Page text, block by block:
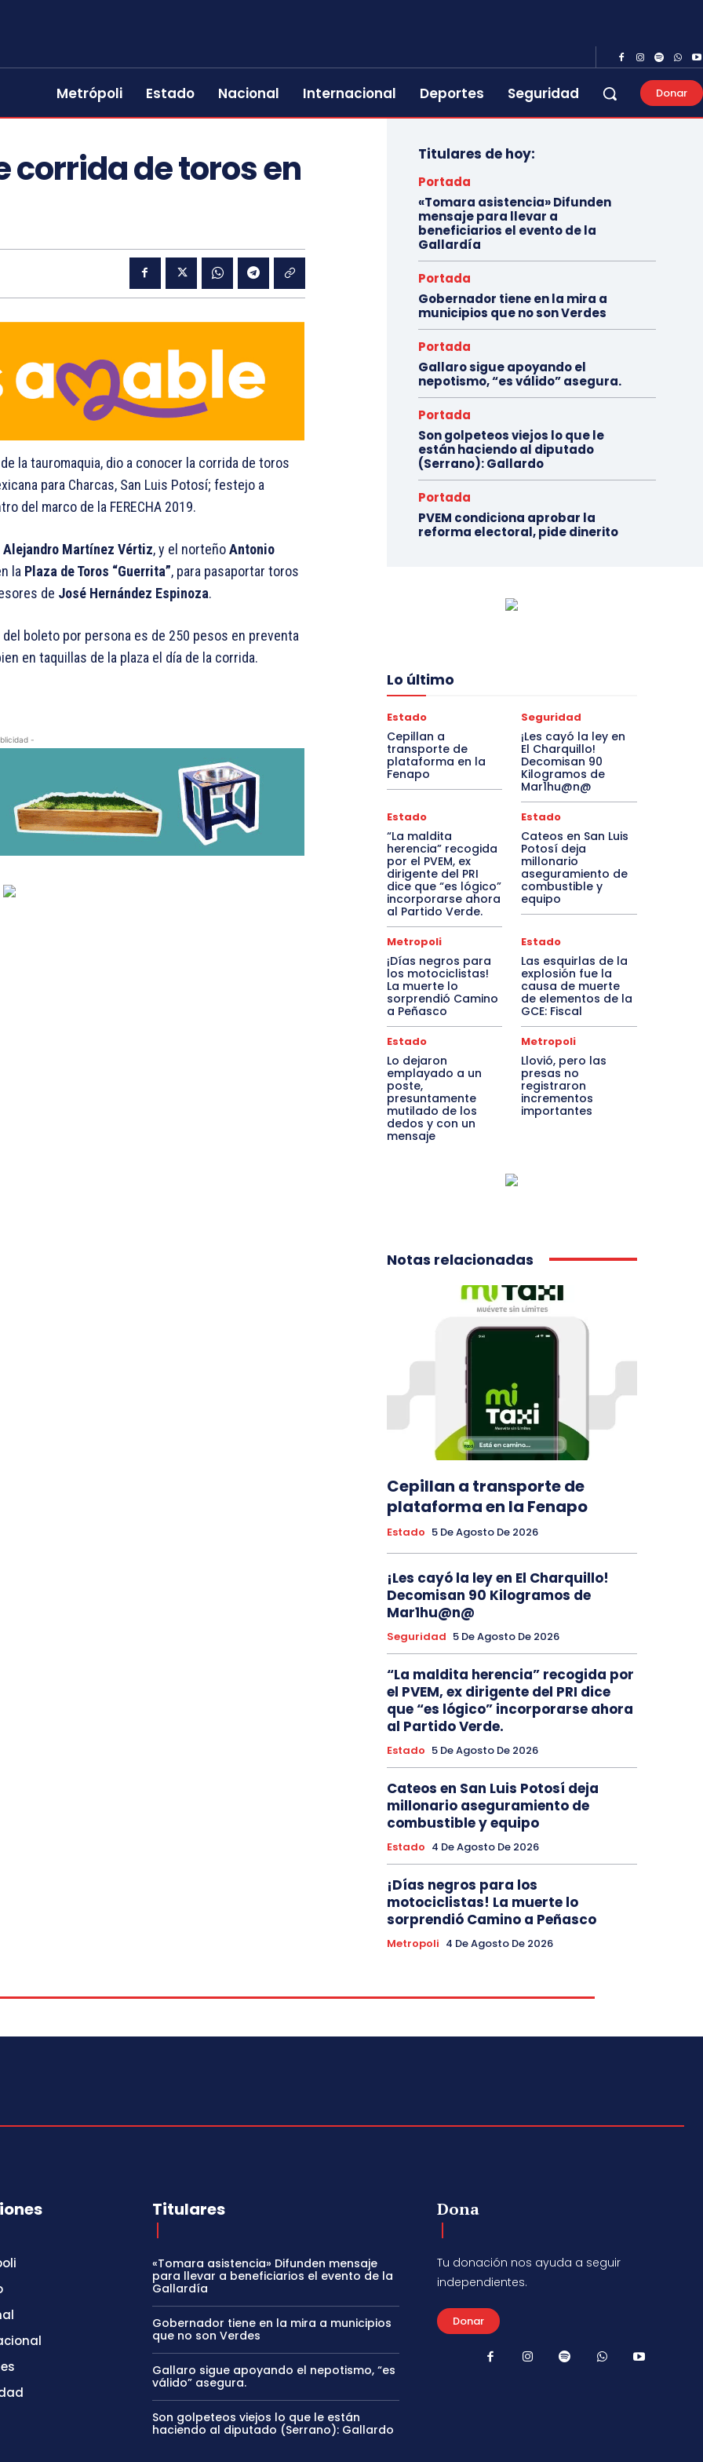
Metrópoli Estado Nacional Internacional Deportes Seguridad Donar
corrida de toros en
la tauromaquia, dio a conocer la corrida de toros
para Charcas, San Luis Potosí; festejo a
del marco de la FERECHA 2019.
Alejandro Martínez Vértiz, y el norteñoAntonio
la Plaza de Toros “Guerrita”, para pasaportar toros
de José Hernández Espinoza.
boleto por persona es de 250 pesos en preventa
en taquillas de la plaza el día de la corrida.
-
Titulares de hoy:
Portada
«Tomara asistencia» Difunden
mensaje para llevar a
beneficiarios el evento de la
Gallardía
Portada
Gobernador tiene en la mira a
municipios que no son Verdes
Portada
Gallaro sigue apoyando el
nepotismo, “es válido” asegura.
Portada
Son golpeteos viejos lo que le
están haciendo al diputado
(Serrano): Gallardo
Portada
PVEM condiciona aprobar la
reforma electoral, pide dinerito
Lo último
Estado
Cepillan a
transporte de
plataforma en la
Fenapo
Seguridad
¡Les cayó la ley en
El Charquillo!
Decomisan 90
Kilogramos de
Mar1hu@n@
Estado
“La maldita
herencia” recogida
por el PVEM, ex
dirigente del PRI
dice que “es lógico”
incorporarse ahora
al Partido Verde.
Estado
Cateos en San Luis
Potosí deja
millonario
aseguramiento de
combustible y
equipo
Metropoli
¡Días negros para
los motociclistas!
La muerte lo
sorprendió Camino
a Peñasco
Estado
Las esquirlas de la
explosión fue la
causa de muerte
de elementos de la
GCE: Fiscal
Estado
Lo dejaron
emplayado a un
poste,
presuntamente
mutilado de los
dedos y con un
mensaje
Metropoli
Llovió, pero las
presas no
registraron
incrementos
importantes
Notas relacionadas
Cepillan a transporte de
plataforma en la Fenapo
Estado 5 De Agosto De 2026
¡Les cayó la ley en El Charquillo!
Decomisan 90 Kilogramos de
Mar1hu@n@
Seguridad 5 De Agosto De 2026
“La maldita herencia” recogida por
el PVEM, ex dirigente del PRI dice
que “es lógico” incorporarse ahora
al Partido Verde.
Estado 5 De Agosto De 2026
Cateos en San Luis Potosí deja
millonario aseguramiento de
combustible y equipo
Estado 4 De Agosto De 2026
¡Días negros para los
motociclistas! La muerte lo
sorprendió Camino a Peñasco
Metropoli 4 De Agosto De 2026
Titulares
«Tomara asistencia» Difunden mensaje
para llevar a beneficiarios el evento de la
Gallardía
Gobernador tiene en la mira a municipios
que no son Verdes
Gallaro sigue apoyando el nepotismo, “es
válido” asegura.
Son golpeteos viejos lo que le están
haciendo al diputado (Serrano): Gallardo
Dona
Tu donación nos ayuda a seguir
independientes.
Donar